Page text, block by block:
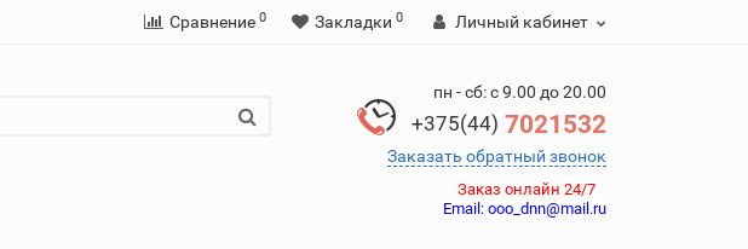
Сравнение 0 Закладки 0 Личный кабинет
пн - сб: с 9.00 до 20.00
+375(44) 7021532
Заказать обратный звонок
Заказ онлайн 24/7
Email: ooo_dnn@mail.ru